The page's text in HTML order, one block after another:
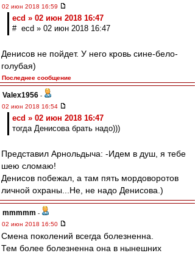
02 июн 2018 16:59
ecd » 02 июн 2018 16:47
# ecd » 02 июн 2018 16:47
Денисов не пойдет. У него кровь сине-бело-
голубая)
Последнее сообщение
Valex1956 -
02 июн 2018 16:54
ecd » 02 июн 2018 16:47
тогда Денисова брать надо)))
Представил Арнольдыча: -Идем в душ, я тебе
шею сломаю!
Денисов побежал, а там пять мордоворотов
личной охраны...Не, не надо Денисова.)
mmmmm -
02 июн 2018 16:50
Смена поколений всегда болезненна.
Тем более болезненна она в нынешних